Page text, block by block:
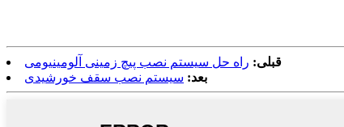
قبلی: راه حل سیستم نصب پیچ زمینی آلومینیومی
بعد: سیستم نصب سقف خورشیدی